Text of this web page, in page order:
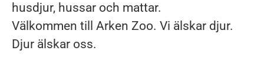
husdjur, hussar och mattar.
Välkommen till Arken Zoo. Vi älskar djur.
Djur älskar oss.